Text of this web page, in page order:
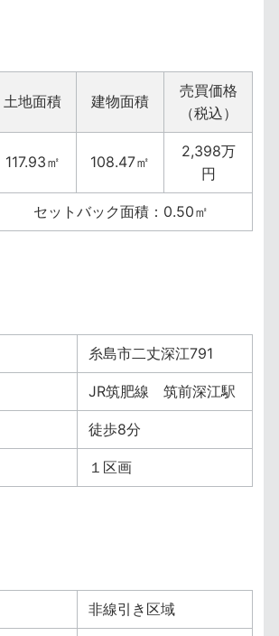
土地面積 建物面積
売買価格
（税込）
117.93㎡ 108.47㎡
2,398万
円
セットバック面積：0.50㎡
糸島市二丈深江791
JR筑肥線 筑前深江駅
徒歩8分
１区画
非線引き区域